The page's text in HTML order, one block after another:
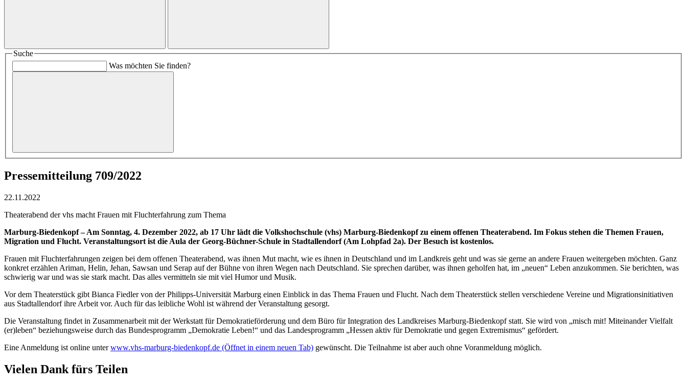
Suche
Was möchten Sie finden?
Pressemitteilung 709/2022
22.11.2022
Theaterabend der vhs macht Frauen mit Fluchterfahrung zum Thema
Marburg-Biedenkopf – Am Sonntag, 4. Dezember 2022, ab 17 Uhr lädt die Volkshochschule (vhs) Marburg-Biedenkopf zu einem offenen Theaterabend. Im Fokus stehen die Themen Frauen,
Migration und Flucht. Veranstaltungsort ist die Aula der Georg-Büchner-Schule in Stadtallendorf (Am Lohpfad 2a). Der Besuch ist kostenlos.
Frauen mit Fluchterfahrungen zeigen bei dem offenen Theaterabend, was ihnen Mut macht, wie es ihnen in Deutschland und im Landkreis geht und was sie gerne an andere Frauen weitergeben möchten. Ganz
konkret erzählen Ariman, Helin, Jehan, Sawsan und Serap auf der Bühne von ihren Wegen nach Deutschland. Sie sprechen darüber, was ihnen geholfen hat, im „neuen“ Leben anzukommen. Sie berichten, was
schwierig war und was sie stark macht. Das alles vermitteln sie mit viel Humor und Musik.
Vor dem Theaterstück gibt Bianca Fiedler von der Philipps-Universität Marburg einen Einblick in das Thema Frauen und Flucht. Nach dem Theaterstück stellen verschiedene Vereine und Migrationsinitiativen
aus Stadtallendorf ihre Arbeit vor. Auch für das leibliche Wohl ist während der Veranstaltung gesorgt.
Die Veranstaltung findet in Zusammenarbeit mit der Werkstatt für Demokratieförderung und dem Büro für Integration des Landkreises Marburg-Biedenkopf statt. Sie wird von „misch mit! Miteinander Vielfalt
(er)leben“ beziehungsweise durch das Bundesprogramm „Demokratie Leben!“ und das Landesprogramm „Hessen aktiv für Demokratie und gegen Extremismus“ gefördert.
Eine Anmeldung ist online unterwww.vhs-marburg-biedenkopf.de (Öffnet in einem neuen Tab) gewünscht. Die Teilnahme ist aber auch ohne Voranmeldung möglich.
Vielen Dank fürs Teilen